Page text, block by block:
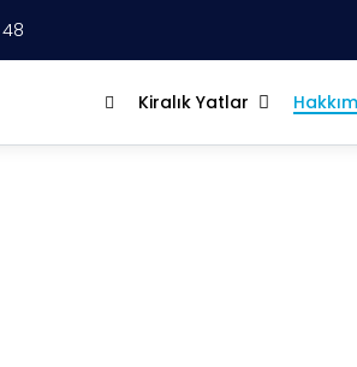
Kiralık Yatlar